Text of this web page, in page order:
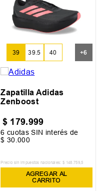
39 39.5 40 +6
Zapatilla Adidas
Zenboost
$ 179.999
6 cuotas SIN interés de
$ 30 .000
Precio sin impuestos nacionales: $ 148 759,5
AGREGAR AL
CARRITO